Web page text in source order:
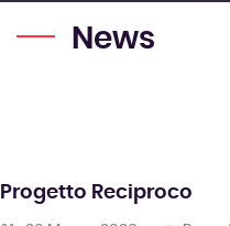
News
Progetto Reciproco